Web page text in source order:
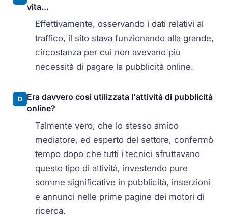
vita...
Effettivamente, osservando i dati relativi al
traffico, il sito stava funzionando alla grande,
circostanza per cui non avevano più
necessità di pagare la pubblicità online.
D
Era davvero così utilizzata l'attività di pubblicità
online?
Talmente vero, che lo stesso amico
mediatore, ed esperto del settore, confermò
tempo dopo che tutti i tecnici sfruttavano
questo tipo di attività, investendo pure
somme significative in pubblicità, inserzioni
e annunci nelle prime pagine dei motori di
ricerca.